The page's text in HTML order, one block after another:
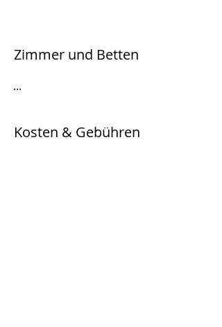
Zimmer und Betten
...
Kosten & Gebühren